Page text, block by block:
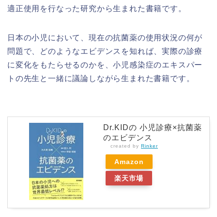
適正使用を行なった研究から生まれた書籍です。
日本の小児において、現在の抗菌薬の使用状況の何が
問題で、どのようなエビデンスを知れば、実際の診療
に変化をもたらせるのかを、小児感染症のエキスパー
トの先生と一緒に議論しながら生まれた書籍です。
Dr.KIDの 小児診療×抗菌薬
のエビデンス
created by Rinker
Amazon
楽天市場